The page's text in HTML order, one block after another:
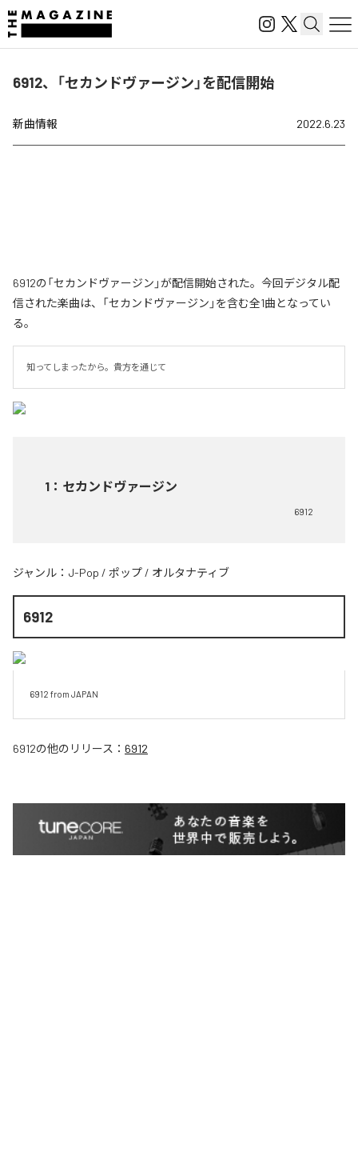
6912、「セカンドヴァージン」を配信開始
新曲情報 2022.6.23
6912の「セカンドヴァージン」が配信開始された。今回デジタル配
信された楽曲は、「セカンドヴァージン」を含む全1曲となってい
る。
知ってしまったから。貴方を通じて
1 ： セカンドヴァージン
6912
ジャンル： J-Pop / ポップ / オルタナティブ
6912
6912 from JAPAN
6912の他のリリース： 6912